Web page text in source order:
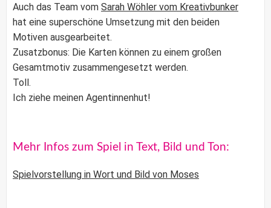
Auch das Team vom Sarah Wöhler vom Kreativbunker
hat eine superschöne Umsetzung mit den beiden
Motiven ausgearbeitet.
Zusatzbonus: Die Karten können zu einem großen
Gesamtmotiv zusammengesetzt werden.
Toll.
Ich ziehe meinen Agentinnenhut!
Mehr Infos zum Spiel in Text, Bild und Ton:
Spielvorstellung in Wort und Bild von Moses